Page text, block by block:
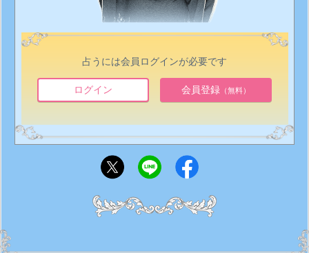
占うには会員ログインが必要です
ログイン 会員登録（無料）